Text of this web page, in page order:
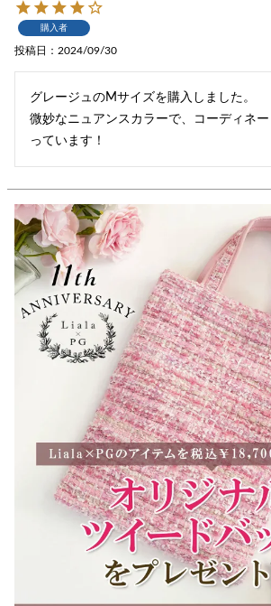
購入者
投稿日 2024/09/30
グレージュのMサイズを購入しました。
微妙なニュアンスカラーで、コーディネ
っています！